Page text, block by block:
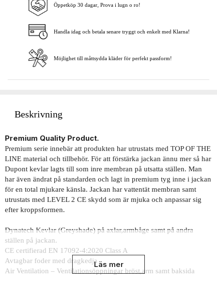
Öppetköp 30 dagar, Prova i lugn o ro!
Handla idag och betala senare tryggt och enkelt med Klarna!
Möjlighet till måttsydda kläder för perfekt passform!
Beskrivning
Premium Quality Product.
Premium serie innebär att produkten har utrustats med TOP OF THE
LINE material och tillbehör. För att förstärka jackan ännu mer så har
Dupont kevlar lagts till som inre membran på utsatta ställen. Man
har även ändrat på standarden och lagt in premium tyg inne i jackan
för en total mjukare känsla. Jackan har vattentät membran samt
utrustats med LEVEL 2 CE skydd som är mjuka och anpassar sig
efter kroppsformen.
Dynatech Kevlar (Greyshade) på axlar,armbåge samt på andra
ställen på jackan.
CE certifierad EN 17092-4:2020 Class A
Avtagbar foder med dragkedja
Air Ventilation – Ventilationsöppningar bröst,arm samt baksida
Läs mer